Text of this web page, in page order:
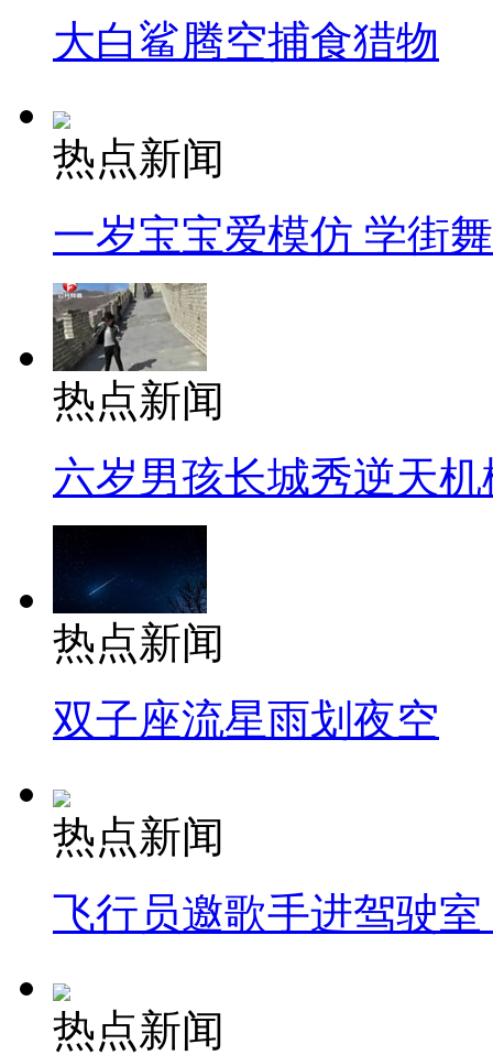
大白鲨腾空捕食猎物
热点新闻
一岁宝宝爱模仿 学街
热点新闻
六岁男孩长城秀逆天机
热点新闻
双子座流星雨划夜空
热点新闻
飞行员邀歌手进驾驶
热点新闻